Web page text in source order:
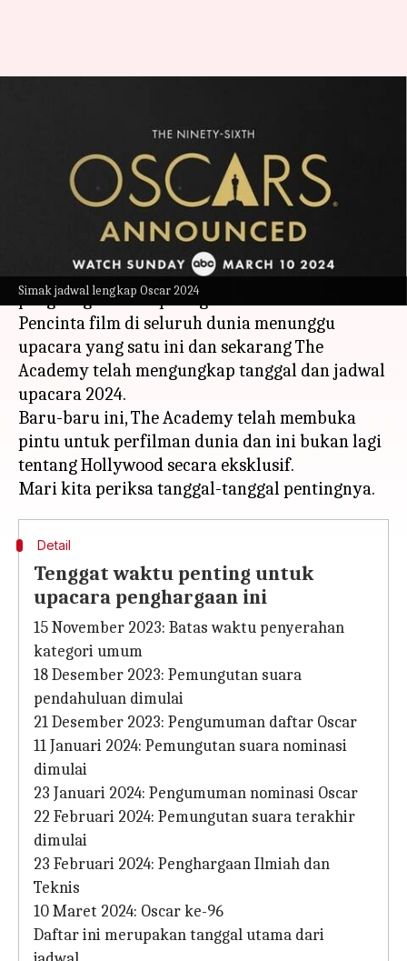
Simak jadwal lengkap Oscar 2024
sudah keluar: Periksa tenggat
waktu penting
Bob Apr 26, 2023 10:59 am
Apa ceritanya
Academy Awards adalah salah satu
penghargaan film paling didambakan di dunia.
Pencinta film di seluruh dunia menunggu
upacara yang satu ini dan sekarang The
Academy telah mengungkap tanggal dan jadwal
upacara 2024.
Baru-baru ini, The Academy telah membuka
pintu untuk perfilman dunia dan ini bukan lagi
tentang Hollywood secara eksklusif.
Detail
Tenggat waktu penting untuk
upacara penghargaan ini
15 November 2023: Batas waktu penyerahan
kategori umum
18 Desember 2023: Pemungutan suara
pendahuluan dimulai
21 Desember 2023: Pengumuman daftar Oscar
11 Januari 2024: Pemungutan suara nominasi
dimulai
23 Januari 2024: Pengumuman nominasi Oscar
22 Februari 2024: Pemungutan suara terakhir
dimulai
23 Februari 2024: Penghargaan Ilmiah dan
Teknis
10 Maret 2024: Oscar ke-96
Daftar ini merupakan tanggal utama dari